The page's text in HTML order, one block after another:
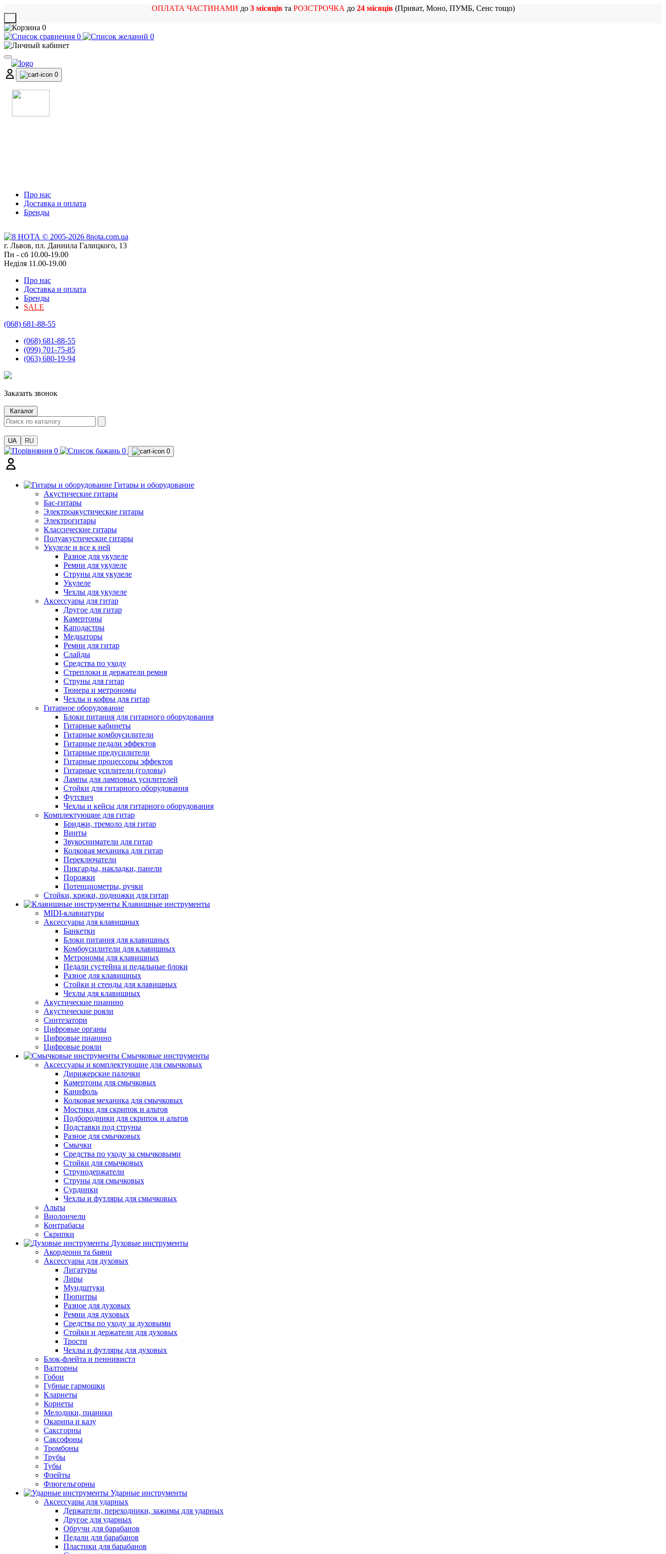
ОПЛАТА ЧАСТИНАМИ до 3 місяцівта РОЗСТРОЧКА до 24 місяців(Приват, Моно, ПУМБ, Сенс тощо)
0
0
0
0
Про нас
Доставка и оплата
Бренды
г. Львов, пл. Даниила Галицкого, 13
Пн - сб 10.00-19.00
Неділя 11.00-19.00
Про нас
Доставка и оплата
Бренды
SALE
(068) 681-88-55
(068) 681-88-55
(099) 701-75-85
(063) 680-19-94
Заказать звонок
Каталог
UA RU
0 0 0
Гитары и оборудование
Акустические гитары
Бас-гитары
Электроакустические гитары
Электрогитары
Классические гитары
Полуакустические гитары
Укулеле и все к ней
Разное для укулеле
Ремни для укулеле
Струны для укулеле
Укулеле
Чехлы для укулеле
Аксессуары для гитар
Другое для гитар
Камертоны
Каподастры
Медиаторы
Ремни для гитар
Слайды
Средства по уходу
Стреплоки и держатели ремня
Струны для гитар
Тюнера и метрономы
Чехлы и кофры для гитар
Гитарное оборудование
Блоки питания для гитарного оборудования
Гитарные кабинеты
Гитарные комбоусилители
Гитарные педали эффектов
Гитарные предусилители
Гитарные процессоры эффектов
Гитарные усилители (головы)
Лампы для ламповых усилителей
Стойки для гитарного оборудования
Футсвич
Чехлы и кейсы для гитарного оборудования
Комплектующие для гитар
Бриджи, тремоло для гитар
Винты
Звукосниматели для гитар
Колковая механика для гитар
Переключатели
Пикгарды, накладки, панели
Порожки
Потенциометры, ручки
Стойки, крюки, подножки для гитар
Клавишные инструменты
MIDI-клавиатуры
Аксессуары для клавишных
Банкетки
Блоки питания для клавишных
Комбоусилители для клавишных
Метрономы для клавишных
Педали сустейна и педальные блоки
Разное для клавишных
Стойки и стенды для клавишных
Чехлы для клавишных
Акустические пианино
Акустические рояли
Синтезатори
Цифровые органы
Цифровые пианино
Цифровые рояли
Смычковые инструменты
Аксессуары и комплектующие для смычковых
Дирижерские палочки
Камертоны для смычковых
Канифоль
Колковая механика для смычковых
Мостики для скрипок и альтов
Подбородники для скрипок и альтов
Подставки под струны
Разное для смычковых
Смычки
Средства по уходу за смычковыми
Стойки для смычковых
Струнодержатели
Струны для смычковых
Сурдинки
Чехлы и футляры для смычковых
Альты
Виолончели
Контрабасы
Скрипки
Духовые инструменты
Акордеони та баяни
Аксессуары для духовых
Лигатуры
Лиры
Мундштуки
Пюпитры
Разное для духовых
Ремни для духовых
Средства по уходу за духовыми
Стойки и держатели для духовых
Трости
Чехлы и футляры для духовых
Блок-флейта и пеннивистл
Валторны
Гобои
Губные гармошки
Кларнеты
Корнеты
Мелодики, пианики
Окарина и казу
Саксгорны
Саксофоны
Тромбоны
Трубы
Тубы
Флейты
Флюгельгорны
Ударные инструменты
Аксессуары для ударных
Держатели, переходники, зажимы для ударных
Другое для ударных
Обручи для барабанов
Педали для барабанов
Пластики для барабанов